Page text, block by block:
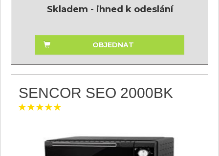
Skladem - ihned k odeslání
OBJEDNAT
SENCOR SEO 2000BK